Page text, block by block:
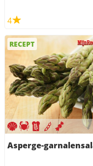
4
RECEPT
Asperge-